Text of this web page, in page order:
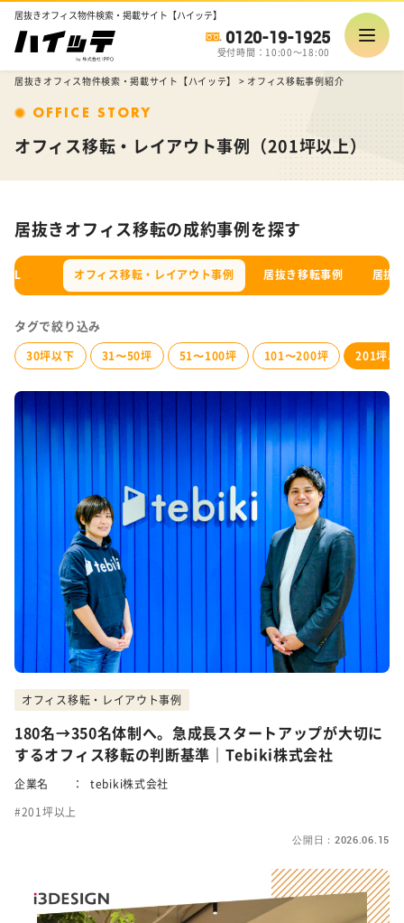
居抜きオフィス物件検索・掲載サイト【ハイッテ】
0120-19-1925
受付時間：10:00～18:00
居抜きオフィス物件検索・掲載サイト【ハイッテ】 > オフィス移転事例紹介
OFFICE STORY
オフィス移転・レイアウト事例（201坪以上）
居抜きオフィス移転の成約事例を探す
ALL オフィス移転・レイアウト事例 居抜き移転事例 居抜
タグで絞り込み
30坪以下 31〜50坪 51〜100坪 101〜200坪 201坪以
オフィス移転・レイアウト事例
180名→350名体制へ。急成長スタートアップが大切に
するオフィス移転の判断基準｜Tebiki株式会社
企業名 ：
tebiki株式会社
201坪以上
公開日：2026.06.15